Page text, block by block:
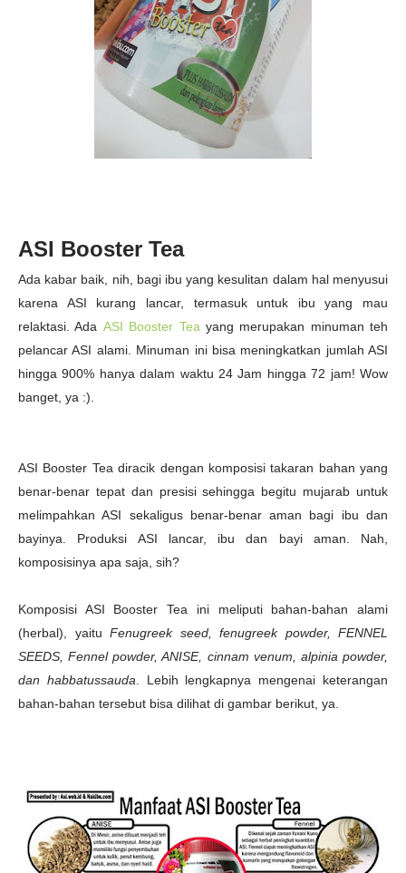
ASI Booster Tea
Ada kabar baik, nih, bagi ibu yang kesulitan dalam hal menyusui
karena ASI kurang lancar, termasuk untuk ibu yang mau
relaktasi. Ada ASI Booster Tea yang merupakan minuman teh
pelancar ASI alami. Minuman ini bisa meningkatkan jumlah ASI
hingga 900% hanya dalam waktu 24 Jam hingga 72 jam! Wow
banget, ya :).
ASI Booster Tea diracik dengan komposisi takaran bahan yang
benar-benar tepat dan presisi sehingga begitu mujarab untuk
melimpahkan ASI sekaligus benar-benar aman bagi ibu dan
bayinya. Produksi ASI lancar, ibu dan bayi aman. Nah,
komposisinya apa saja, sih?
Komposisi ASI Booster Tea ini meliputi bahan-bahan alami
(herbal), yaitu Fenugreek seed, fenugreek powder, FENNEL
SEEDS, Fennel powder, ANISE, cinnam venum, alpinia powder,
dan habbatussauda . Lebih lengkapnya mengenai keterangan
bahan-bahan tersebut bisa dilihat di gambar berikut, ya.